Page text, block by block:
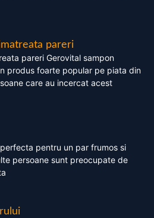
pareri
pareri Gerovital sampon
produs foarte popular pe piata din
care au incercat acest
pentru un par frumos si
persoane sunt preocupate de